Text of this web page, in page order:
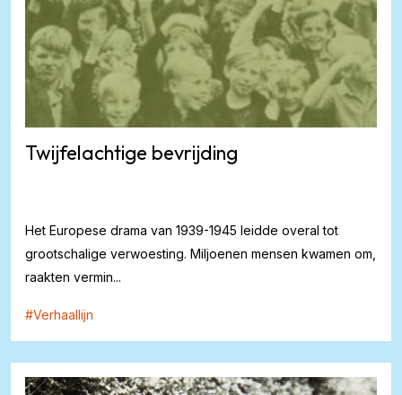
Twijfelachtige bevrijding
Het Europese drama van 1939-1945 leidde overal tot
grootschalige verwoesting. Miljoenen mensen kwamen om,
raakten vermin...
#Verhaallijn